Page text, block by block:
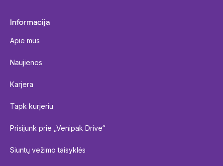
Informacija
Apie mus
Naujienos
Karjera
Tapk kurjeriu
Prisijunk prie „Venipak Drive“
Siuntų vežimo taisyklės